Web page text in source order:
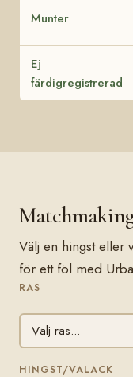
Munter
Ej
färdigregistrerad
Välj en hingst eller
för ett föl med
RAS
HINGST/VALACK